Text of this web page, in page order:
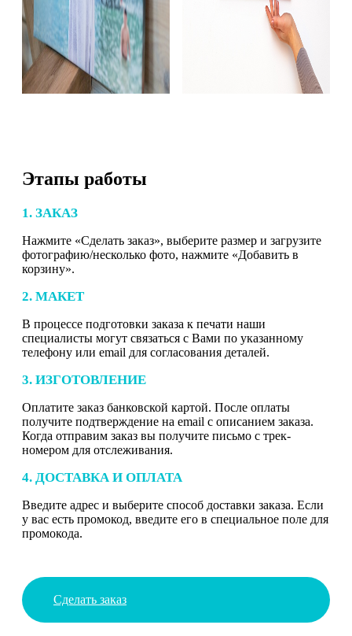
Этапы работы
1. ЗАКАЗ
Нажмите «Сделать заказ», выберите размер и загрузите
фотографию/несколько фото, нажмите «Добавить в
корзину».
2. МАКЕТ
В процессе подготовки заказа к печати наши
специалисты могут связаться с Вами по указанному
телефону или email для согласования деталей.
3. ИЗГОТОВЛЕНИЕ
Оплатите заказ банковской картой. После оплаты
получите подтверждение на email с описанием заказа.
Когда отправим заказ вы получите письмо с трек-
номером для отслеживания.
4. ДОСТАВКА И ОПЛАТА
Введите адрес и выберите способ доставки заказа. Если
у вас есть промокод, введите его в специальное поле для
промокода.
Сделать заказ